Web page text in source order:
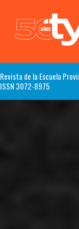
Revista de la Escuela
ISSN 3072-8975